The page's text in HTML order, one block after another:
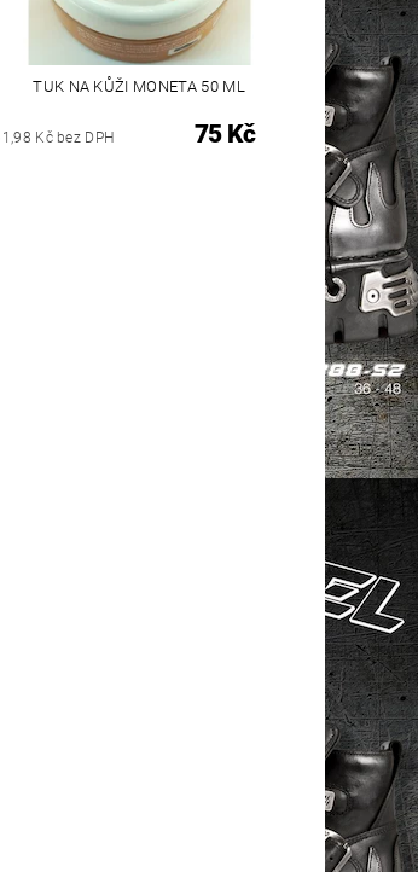
TUK NA KŮŽI MONETA 50 ML
Kč bez DPH 75 Kč